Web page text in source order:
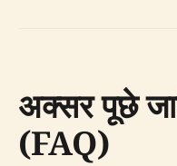
अक्सर पूछे
(FAQ)